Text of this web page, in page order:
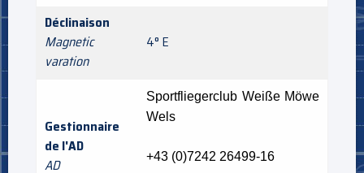
Déclinaison
Magnetic
varation
4° E
Gestionnaire
de l'AD
AD
Sportfliegerclub Weiße Möwe
Wels
+43 (0)7242 26499-16